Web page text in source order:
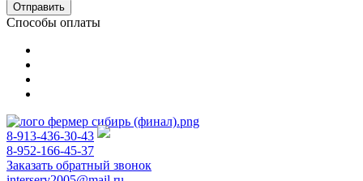
Отправить
Способы оплаты
8-913-436-30-43
8-952-166-45-37
Заказать обратный звонок